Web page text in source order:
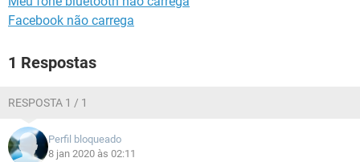
Facebook não carrega
1 Respostas
RESPOSTA 1 / 1
Perfil bloqueado
8 jan 2020 às 02:11